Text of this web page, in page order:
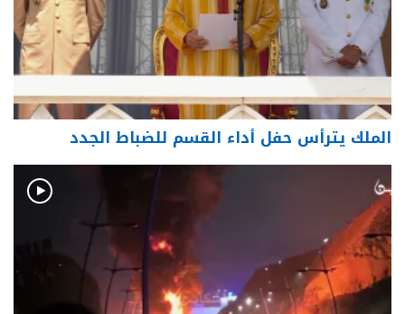
الملك يترأس حفل أداء القسم للضباط الجدد